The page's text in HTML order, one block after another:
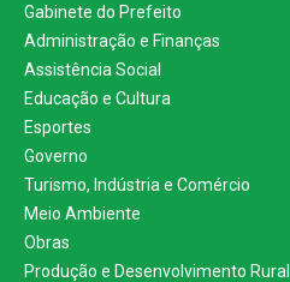
Gabinete do Prefeito
Administração e Finanças
Assistência Social
Educação e Cultura
Esportes
Governo
Turismo, Indústria e Comércio
Meio Ambiente
Obras
Produção e Desenvolvimento Rural